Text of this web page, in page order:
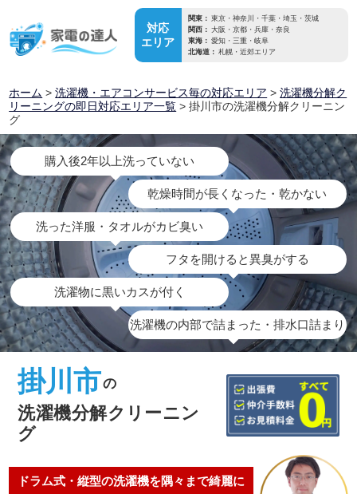
対応
エリア
関東： 東京・神奈川・千葉・埼玉・茨城
関西： 大阪・京都・兵庫・奈良
東海： 愛知・三重・岐阜
北海道： 札幌・近郊エリア
ホーム >洗濯機・エアコンサービス毎の対応エリア >洗濯機分解ク
リーニングの即日対応エリア一覧 > 掛川市の洗濯機分解クリーニン
グ
購入後2年以上洗っていない
乾燥時間が長くなった・乾かない
洗った洋服・タオルがカビ臭い
フタを開けると異臭がする
洗濯物に黒いカスが付く
洗濯機の内部で詰まった・排水口詰まり
掛川市の
洗濯機分解クリーニン
グ
ドラム式・縦型の洗濯機を隅々まで綺麗に